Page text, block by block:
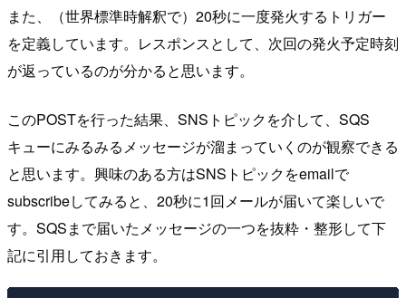
また、（世界標準時解釈で）20秒に一度発火するトリガー
を定義しています。レスポンスとして、次回の発火予定時刻
が返っているのが分かると思います。
このPOSTを行った結果、SNSトピックを介して、SQS
キューにみるみるメッセージが溜まっていくのが観察できる
と思います。興味のある方はSNSトピックをemailで
subscribeしてみると、20秒に1回メールが届いて楽しいで
す。SQSまで届いたメッセージの一つを抜粋・整形して下
記に引用しておきます。